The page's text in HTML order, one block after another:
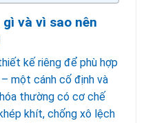
và vì sao nên
kế riêng để phù hợp
một cánh cố định và
thường có cơ chế
khít, chống xô lệch